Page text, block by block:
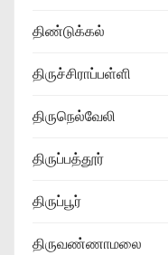
திண்டுக்கல்
திருச்சிராப்பள்ளி
திருநெல்வேலி
திருப்பத்தூர்
திருப்பூர்
திருவண்ணாமலை